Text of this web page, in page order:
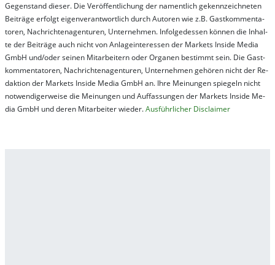
Ge­gen­stand die­ser. Die Ver­öf­fent­lich­ung der na­ment­lich ge­kenn­zeich­net­en
Bei­trä­ge er­folgt ei­gen­ver­ant­wort­lich durch Au­tor­en wie z.B. Gast­kom­men­ta­
tor­en, Nach­richt­en­ag­en­tur­en, Un­ter­neh­men. In­fol­ge­des­sen kön­nen die In­hal­
te der Bei­trä­ge auch nicht von An­la­ge­in­te­res­sen der Mar­kets In­side Me­dia
GmbH und/oder sei­nen Mit­ar­bei­tern oder Or­ga­nen be­stim­mt sein. Die Gast­
kom­men­ta­tor­en, Nach­rich­ten­ag­en­tur­en, Un­ter­neh­men ge­hör­en nicht der Re­
dak­tion der Mar­kets In­side Me­dia GmbH an. Ihre Mei­nung­en spie­geln nicht
not­wen­di­ger­wei­se die Mei­nung­en und Auf­fas­sung­en der Mar­kets In­side Me­
dia GmbH und de­ren Mit­ar­bei­ter wie­der.Aus­führ­lich­er Dis­clai­mer